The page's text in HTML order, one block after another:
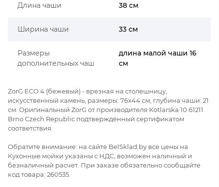
Длина чаши 38 см
Ширина чаши 33 см
Размеры
дополнительных чаш
длина малой чаши 16
см
ZorG ECO 4 (бежевый) - врезная на столешницу,
искусственный камень, размеры: 76x44 см, глубина чаши: 21
см. Оригинальный ZorG от производителя Kotlarska 10 61211
Brno Czech Republic подтверждённый сертификатом
соответствия.
Обратите внимание: на сайте BelSklad.by все цены на
Кухонные мойки указаны с НДС, возможен наличный и
безналичный расчет. При заказе обязательно сообщайте
код товара: 260535.